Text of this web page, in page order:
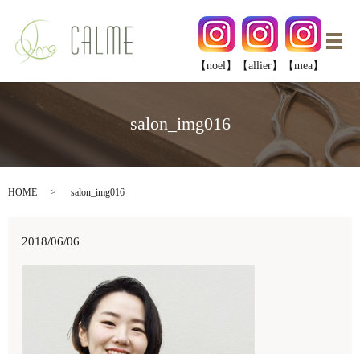
メ
【noel】
【allier】 【mea】
salon_img016
HOME salon_img016
2018/06/06